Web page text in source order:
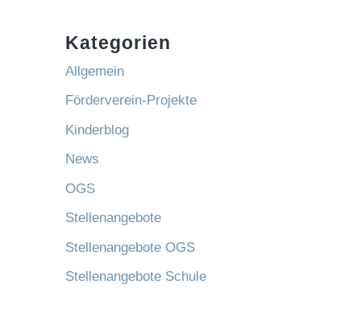
Kategorien
Allgemein
Förderverein-Projekte
Kinderblog
News
OGS
Stellenangebote
Stellenangebote OGS
Stellenangebote Schule